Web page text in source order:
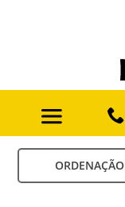
ORDENAÇÃO